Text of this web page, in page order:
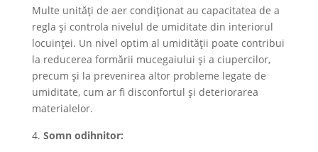
Multe unități de aer condiționat au capacitatea de a
regla și controla nivelul de umiditate din interiorul
locuinței. Un nivel optim al umidității poate contribui
la reducerea formării mucegaiului și a ciupercilor,
precum și la prevenirea altor probleme legate de
umiditate, cum ar fi disconfortul și deteriorarea
materialelor.
Somn odihnitor: